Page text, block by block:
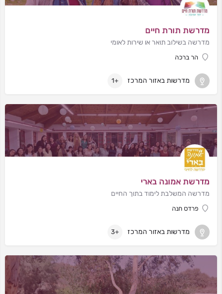
מדרשת תורת חיים
מדרשה בשילוב תואר או שירות לאומי
הר ברכה
מדרשות באזור המרכז +1
מדרשת אמונה בארי
מדרשה המשלבת לימוד בתוך החיים
פרדס חנה
מדרשות באזור המרכז +3